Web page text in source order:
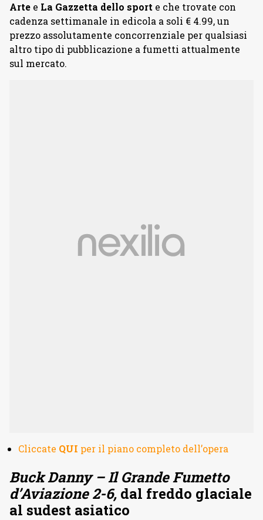
Arte e La Gazzetta dello sport e che trovate con
cadenza settimanale in edicola a soli € 4.99, un
prezzo assolutamente concorrenziale per qualsiasi
altro tipo di pubblicazione a fumetti attualmente
sul mercato.
Cliccate QUI per il piano completo dell’opera
Buck Danny – Il Grande Fumetto
d’Aviazione 2-6, dal freddo glaciale
al sudest asiatico